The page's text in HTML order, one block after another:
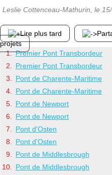
Leslie Cottenceau-Mathurin , le
Lire plus tard
projets
Premier Pont Transbordeur
Premier Pont Transbordeur
Pont de Charente-Maritime
Pont de Charente-Maritime
Pont de Newport
Pont de Newport
Pont d'Osten
Pont d'Osten
Pont de Middlesbrough
Pont de Middlesbrough